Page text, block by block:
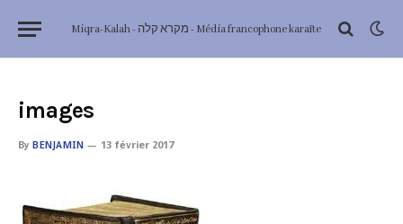
Miqra-Kalah - מקרא קלה - Média francophone karaïte
images
By BENJAMIN 13 février 2017